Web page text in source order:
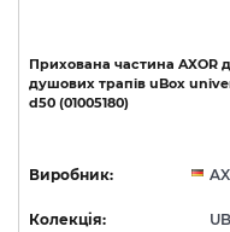
Прихована частина AXOR
душових трапів uBox
d50 (01005180)
Виробник:
Колекція: